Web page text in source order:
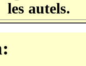
les autels.